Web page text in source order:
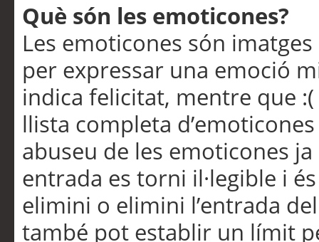
Què són les emoticones?
Les emoticones són
per expressar una emoció
indica felicitat, mentre que
llista completa
abuseu de les emoticones
entrada es torni il·legible i
elimini o elimini l’entrada
també pot establir un límit